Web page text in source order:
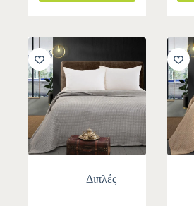
-10%
Διπλές
-10%